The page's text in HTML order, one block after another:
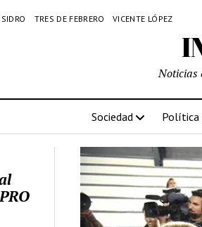
TRES DE FEBRERO VICENTE LÓPEZ
Noticias
Sociedad Política